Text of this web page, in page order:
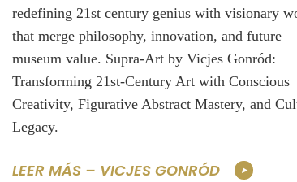
redefining 21st century genius with visionary
that merge philosophy, innovation, and future
museum value. Supra-Art by Vicjes Gonród:
Transforming 21st-Century Art with Conscious
Creativity, Figurative Abstract Mastery, and
Legacy.
LEER MÁS – VICJES GONRÓD